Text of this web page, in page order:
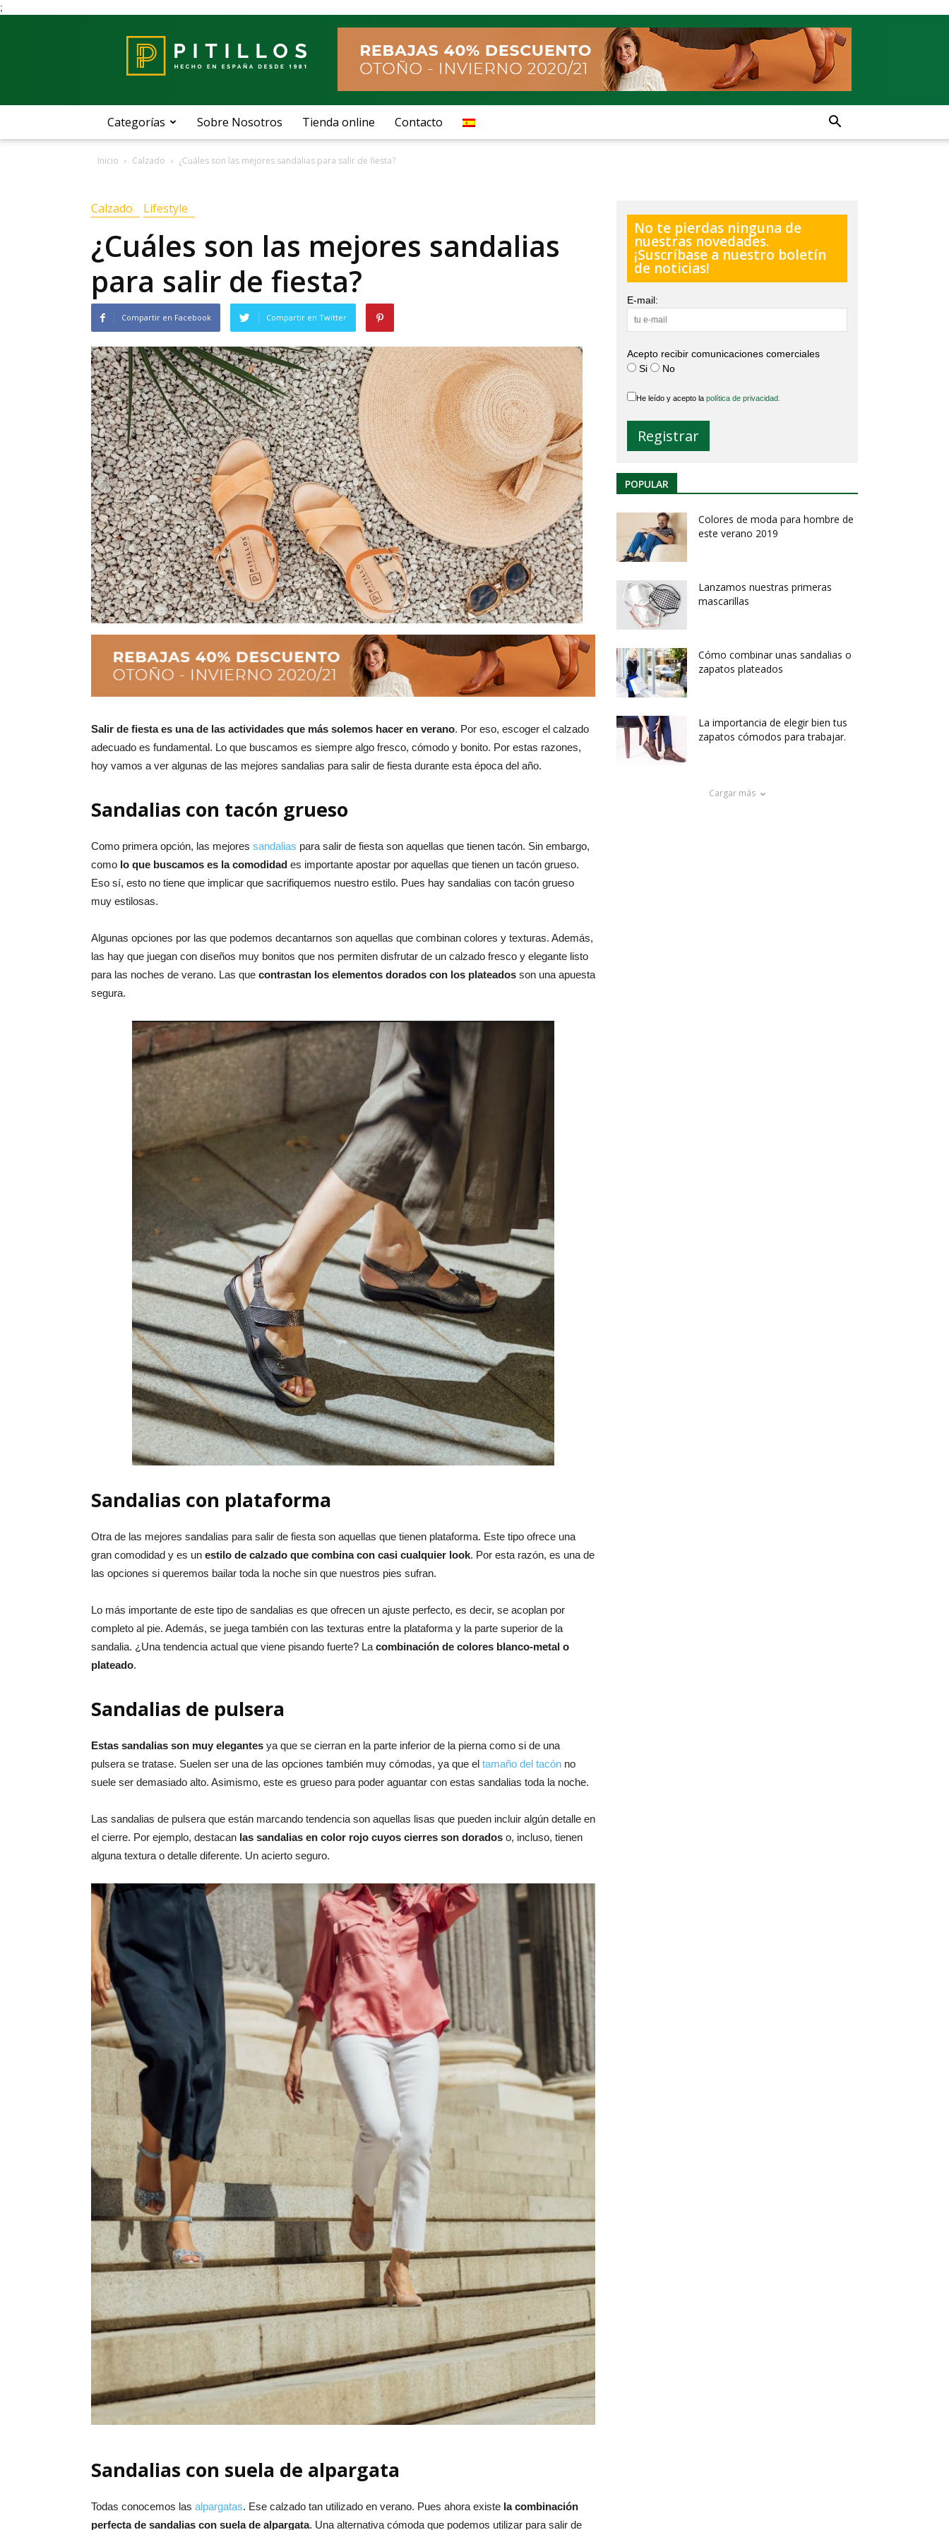
;
Pitillos
Categorías Sobre Nosotros Tienda online Contacto
Inicio Calzado ¿Cuáles son las mejores sandalias para salir de fiesta?
Calzado Lifestyle
¿Cuáles son las mejores sandalias
para salir de fiesta?
Compartir en Facebook Compartir en Twitter
Salir de fiesta es una de las actividades que más solemos hacer en verano. Por eso, escoger el calzado
adecuado es fundamental. Lo que buscamos es siempre algo fresco, cómodo y bonito. Por estas razones,
hoy vamos a ver algunas de las mejores sandalias para salir de fiesta durante esta época del año.
Sandalias con tacón grueso
Como primera opción, las mejores sandalias para salir de fiesta son aquellas que tienen tacón. Sin embargo,
como lo que buscamos es la comodidad es importante apostar por aquellas que tienen un tacón grueso.
Eso sí, esto no tiene que implicar que sacrifiquemos nuestro estilo. Pues hay sandalias con tacón grueso
muy estilosas.
Algunas opciones por las que podemos decantarnos son aquellas que combinan colores y texturas. Además,
las hay que juegan con diseños muy bonitos que nos permiten disfrutar de un calzado fresco y elegante listo
para las noches de verano. Las que contrastan los elementos dorados con los plateados son una apuesta
segura.
Sandalias con plataforma
Otra de las mejores sandalias para salir de fiesta son aquellas que tienen plataforma. Este tipo ofrece una
gran comodidad y es un estilo de calzado que combina con casi cualquier look. Por esta razón, es una de
las opciones si queremos bailar toda la noche sin que nuestros pies sufran.
Lo más importante de este tipo de sandalias es que ofrecen un ajuste perfecto, es decir, se acoplan por
completo al pie. Además, se juega también con las texturas entre la plataforma y la parte superior de la
sandalia. ¿Una tendencia actual que viene pisando fuerte? La combinación de colores blanco-metal o
plateado.
Sandalias de pulsera
Estas sandalias son muy elegantes ya que se cierran en la parte inferior de la pierna como si de una
pulsera se tratase. Suelen ser una de las opciones también muy cómodas, ya que el tamaño del tacón no
suele ser demasiado alto. Asimismo, este es grueso para poder aguantar con estas sandalias toda la noche.
Las sandalias de pulsera que están marcando tendencia son aquellas lisas que pueden incluir algún detalle en
el cierre. Por ejemplo, destacan las sandalias en color rojo cuyos cierres son dorados o, incluso, tienen
alguna textura o detalle diferente. Un acierto seguro.
Sandalias con suela de alpargata
Todas conocemos las alpargatas. Ese calzado tan utilizado en verano. Pues ahora existe la combinación
perfecta de sandalias con suela de alpargata. Una alternativa cómoda que podemos utilizar para salir de
No te pierdas ninguna de
nuestras novedades.
¡Suscríbase a nuestro boletín
de noticias!
E-mail:
Acepto recibir comunicaciones comerciales
Si
No
He leído y acepto la política de privacidad.
POPULAR
Colores de moda para hombre de
este verano 2019
Lanzamos nuestras primeras
mascarillas
Cómo combinar unas sandalias o
zapatos plateados
La importancia de elegir bien tus
zapatos cómodos para trabajar.
Cargar más